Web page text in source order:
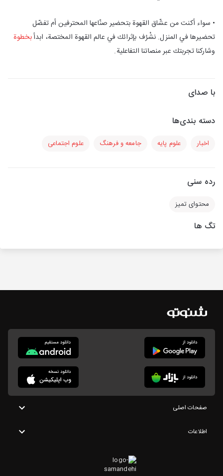
• سواء أكنت من عشّاق القهوة بتحضير صنّاعها المحترفين أم تفضّل
تحضيرها في المنزل. نشْرُف بإثرائك في عالم القهوة المختصة، ابدأبخطوة
وشاركنا تجربتك عبر منصاتنا التفاعلية.
با صدای
دسته بندی‌ها
اخبار علوم پایه جامعه و فرهنگ علوم اجتماعی
رده سنی
محتوای تمیز
تگ ها
صفحات اصلی
اطلاعات